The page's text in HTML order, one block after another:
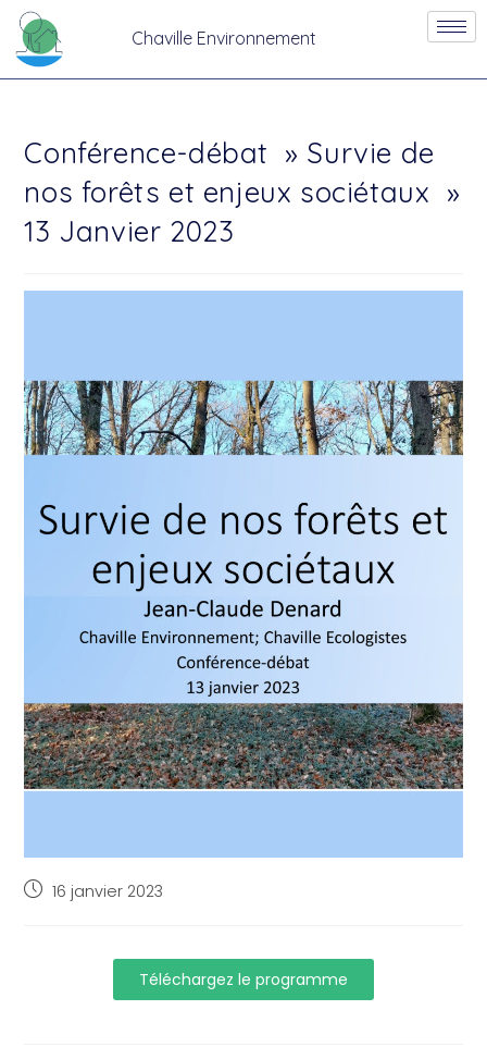
Chaville Environnement
Conférence-débat » Survie de
nos forêts et enjeux sociétaux »
13 Janvier 2023
16 janvier 2023
Téléchargez le programme